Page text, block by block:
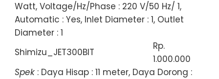
Watt, Voltage/Hz/Phase : 220 V/50 Hz/ 1,
Automatic : Yes, Inlet Diameter : 1, Outlet
Diameter : 1
Shimizu_JET300BIT
Rp.
1.000.000
Spek : Daya Hisap : 11 meter, Daya Dorong :